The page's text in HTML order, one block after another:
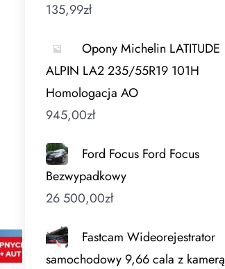
135,99zł
Opony Michelin LATITUDE
ALPIN LA2 235/55R19 101H
Homologacja AO
945,00zł
Ford Focus Ford Focus
Bezwypadkowy
26 500,00zł
Fastcam Wideorejestrator
samochodowy 9,66 cala z kamerą